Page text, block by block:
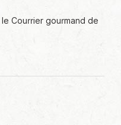
Courrier gourmand de